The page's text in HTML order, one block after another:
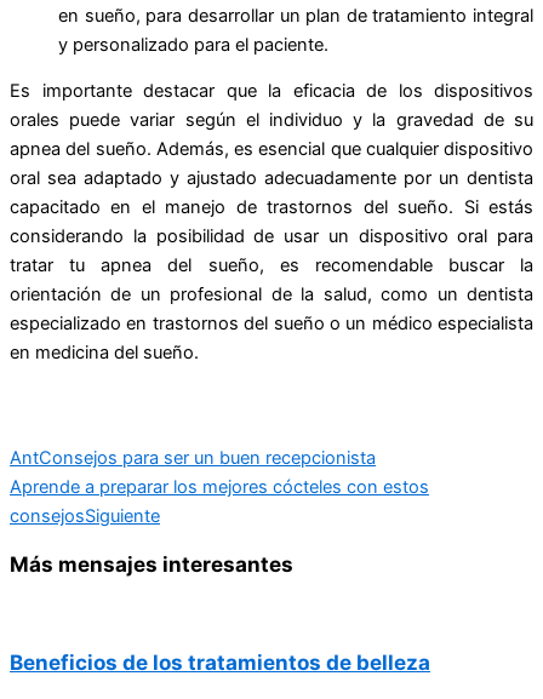
en sueño, para desarrollar un plan de tratamiento integral
y personalizado para el paciente.
Es importante destacar que la eficacia de los dispositivos
orales puede variar según el individuo y la gravedad de su
apnea del sueño. Además, es esencial que cualquier dispositivo
oral sea adaptado y ajustado adecuadamente por un dentista
capacitado en el manejo de trastornos del sueño. Si estás
considerando la posibilidad de usar un dispositivo oral para
tratar tu apnea del sueño, es recomendable buscar la
orientación de un profesional de la salud, como un dentista
especializado en trastornos del sueño o un médico especialista
en medicina del sueño.
AntConsejos para ser un buen recepcionista
Aprende a preparar los mejores cócteles con estos
consejosSiguiente
Más mensajes interesantes
Beneficios de los tratamientos de belleza